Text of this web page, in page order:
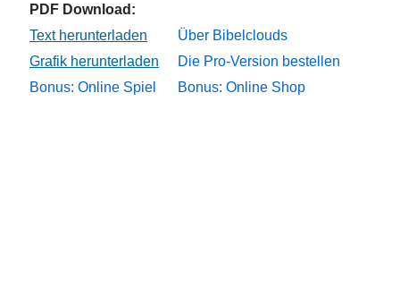
PDF Download:
Über Bibelclouds
Die Pro-Version bestellen
Bonus: Online Spiel
Bonus: Online Shop